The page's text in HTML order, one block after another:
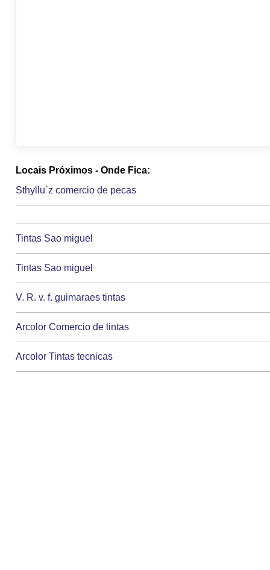
Locais Próximos - Onde Fica:
Sthyllu`z comercio de pecas
Tintas Sao miguel
Tintas Sao miguel
V. R. v. f. guimaraes tintas
Arcolor Comercio de tintas
Arcolor Tintas tecnicas